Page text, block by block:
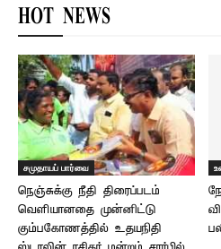
HOT NEWS
சமுதாயப் பார்வை
நெஞ்சுக்கு நீதி திரைப்படம்
வெளியானதை முன்னிட்டு
கும்பகோணத்தில் உதயநிதி